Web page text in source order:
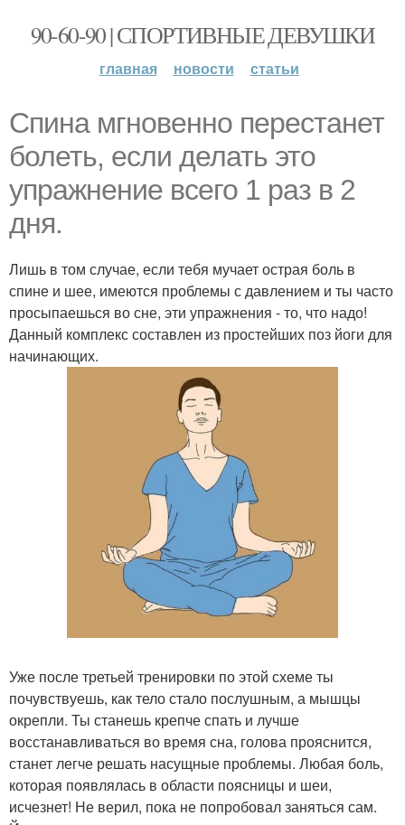
90-60-90 | СПОРТИВНЫЕ ДЕВУШКИ
главная новости статьи
Спина мгновенно перестанет
болеть, если делать это
упражнение всего 1 раз в 2
дня.
Лишь в том случае, если тебя мучает острая боль в
спине и шее, имеются проблемы с давлением и ты часто
просыпаешься во сне, эти упражнения - то, что надо!
Данный комплекс составлен из простейших поз йоги для
начинающих.
Уже после третьей тренировки по этой схеме ты
почувствуешь, как тело стало послушным, а мышцы
окрепли. Ты станешь крепче спать и лучше
восстанавливаться во время сна, голова прояснится,
станет легче решать насущные проблемы. Любая боль,
которая появлялась в области поясницы и шеи,
исчезнет! Не верил, пока не попробовал заняться сам.